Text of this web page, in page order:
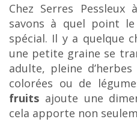
Chez Serres
savons à quel point
spécial. Il y a quelque
une petite graine se
adulte, pleine
colorées ou de
fruits ajoute une
cela apporte non